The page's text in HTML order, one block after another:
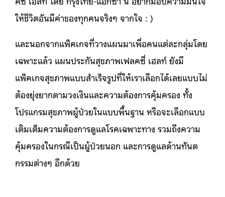
ให้ชีวิตอันมีค่าของทุกคนจริงๆ จากใจ : )
และนอกจากแพ็คเกจที่วางแผนมาเพื่อคนแต่ละกลุ่มโดย
เฉพาะแล้ว แผนประกันสุขภาพเฟลคซี่ เฮลท์ ยังมี
แพ็คเกจสุขภาพแบบสำเร็จรูปที่ให้เราเลือกได้เลยแบบไม่
ต้องยุ่งยากตามวงเงินและความต้องการคุ้มครอง ทั้ง
โปรแกรมสุขภาพผู้ป่วยในแบบพื้นฐาน หรือจะเลือกแบบ
เติมเต็มความต้องการดูแลโรคเฉพาะทาง รวมถึงความ
คุ้มครองในกรณีเป็นผู้ป่วยนอก และการดูแลด้านทันต
กรรมต่างๆ อีกด้วย